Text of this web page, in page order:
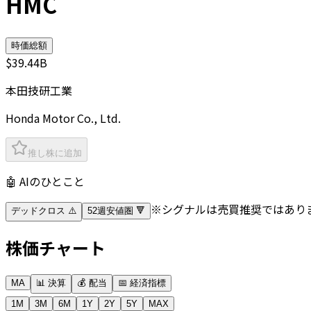
時価総額
$39.44B
本田技研工業
Honda Motor Co., Ltd.
推し株に追加
🤖 AIのひとこと
デッドクロス ⚠️ 52週安値圏 🔻 ※シグナルは売買推奨ではあり
株価チャート
MA 📊 決算 💰 配当
📅 経済指標
1M
3M 6M 1Y 2Y 5Y MAX